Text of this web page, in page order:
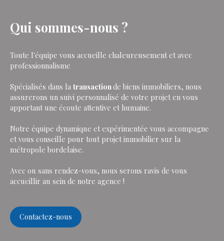
Qui sommes-nous ?
Toute l'équipe vous accueille chaleureusement et avec
professionnalisme
Spécialisés dans la transaction de biens immobiliers, nous
assurerons un suivi personnalisé de votre projet en vous
apportant une écoute attentive et humaine.
Notre équipe dynamique et expérimentée vous accompagne
et vous conseille pour tout projet immobilier sur la
métropole bordelaise.
Avec ou sans rendez-vous, nous serons ravis de vous
accueillir au sein de notre agence !
Contactez-nous